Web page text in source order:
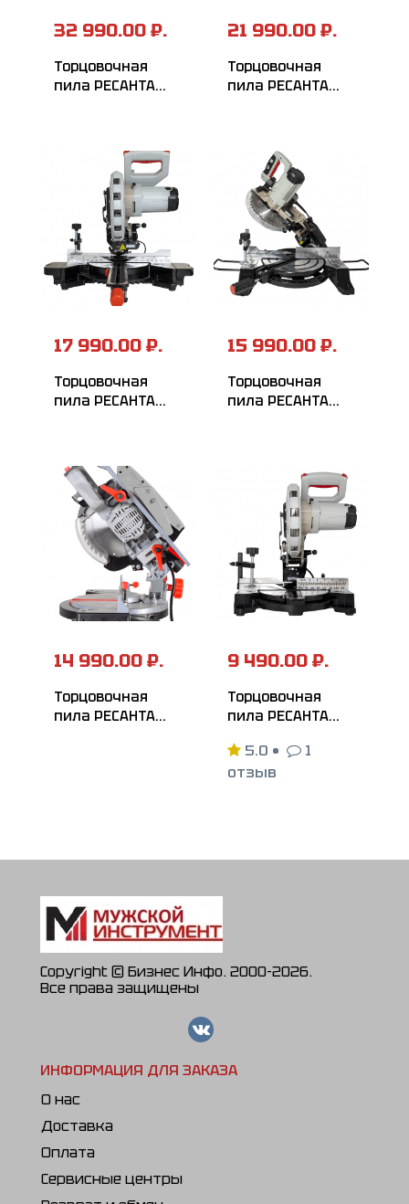
32 990.00 ₽.
Торцовочная
пила РЕСАНТА
21 990.00 ₽.
Торцовочная
пила РЕСАНТА
17 990.00 ₽.
Торцовочная
пила РЕСАНТА
15 990.00 ₽.
Торцовочная
пила РЕСАНТА
14 990.00 ₽.
Торцовочная
пила РЕСАНТА
9 490.00 ₽.
Торцовочная
пила РЕСАНТА
5.0 •
1
отзыв
Copyright © Бизнес Инфо. 2000-2026.
Все права защищены
ИНФОРМАЦИЯ ДЛЯ ЗАКАЗА
О нас
Доставка
Оплата
Сервисные центры